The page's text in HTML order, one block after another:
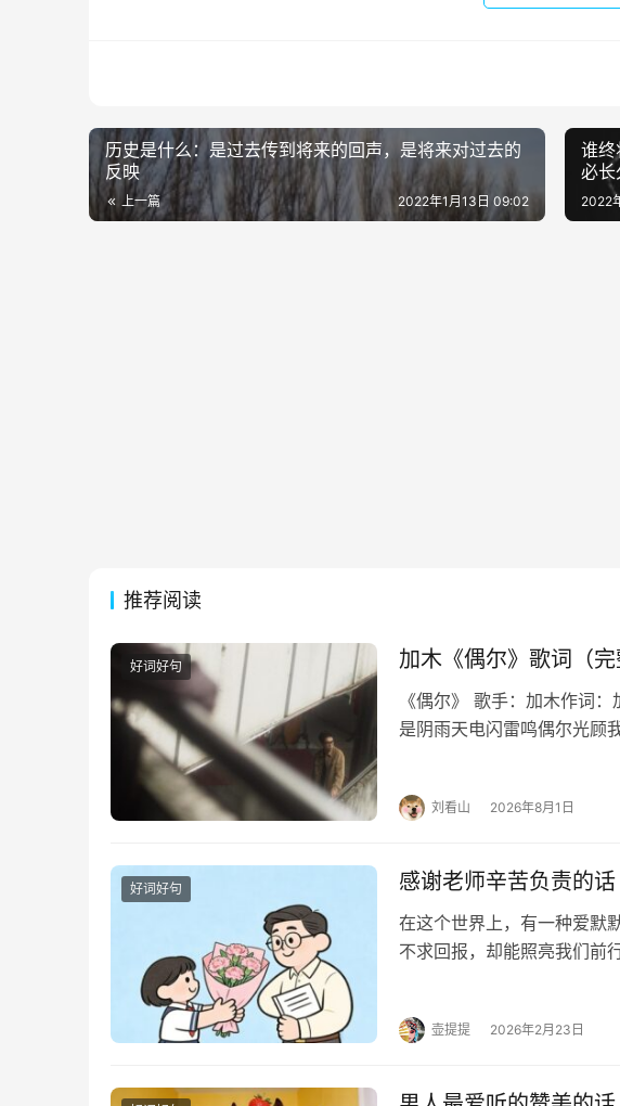
历史是什么：是过去传到将来的回声，是将来对过去的
反映
上一篇 2022年1月13日 09:02
谁终
必长
2022
推荐阅读
好词好句 加木《偶尔》歌词（完
《偶尔》 歌手：加木作词
是阴雨天电闪雷鸣偶尔光顾
刘看山 2026年8月1日
好词好句 感谢老师辛苦负责的话
在这个世界上，有一种爱默
不求回报，却能照亮我们前
壶提提 2026年2月23日